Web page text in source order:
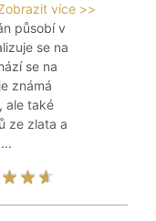
více >>
působí v
se na
se na
známá
ale také
ze zlata a